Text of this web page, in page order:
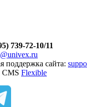
739-72-10/11
поддержка сайта:
CMS Flexible